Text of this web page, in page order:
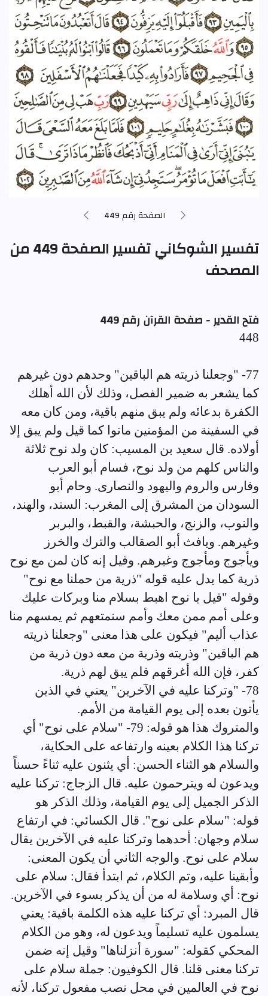
الصفحة رقم 449
تفسير الشوكاني تفسير الصفحة 449 من
المصحف
فتح القدير - صفحة القرآن رقم 449
448
77- "وجعلنا ذريته هم الباقين" وحدهم دون غيرهم
كما يشعر به ضمير الفصل، وذلك لأن الله أهلك
الكفرة بدعائه ولم يبق منهم باقية، ومن كان معه
في السفينة من المؤمنين ماتوا كما قيل ولم يبق إلا
أولاده. قال سعيد بن المسيب: كان ولد نوح ثلاثة
والناس كلهم من ولد نوح، فسام أبو العرب
وفارس والروم واليهود والنصارى. وحام أبو
السودان من المشرق إلى المغرب: السند، والهند،
والنوب، والزنج، والحبشة، والقبط، والبربر
وغيرهم. ويافث أبو الصقالب والترك والخرز
ويأجوج ومأجوج وغيرهم. وقيل إنه كان لمن مع نوح
ذرية كما يدل عليه قوله "ذرية من حملنا مع نوح"
وقوله "قيل يا نوح اهبط بسلام منا وبركات عليك
وعلى أمم ممن معك وأمم سنمتعهم ثم يمسهم منا
عذاب أليم" فيكون على هذا معنى "وجعلنا ذريته
هم الباقين" وذريته وذرية من معه دون ذرية من
كفر، فإن الله أغرقهم فلم يبق لهم ذرية.
78- "وتركنا عليه في الآخرين" يعني في الذين
يأتون بعده إلى يوم القيامة من الأمم.
والمتروك هذا هو قوله: 79- "سلام على نوح" أي
تركنا هذا الكلام بعينه وارتفاعه على الحكاية،
والسلام هو الثناء الحسن: أي يثنون عليه ثناءً حسناً
ويدعون له ويترحمون عليه. قال الزجاج: تركنا عليه
الذكر الجميل إلى يوم القيامة، وذلك الذكر هو
قوله: "سلام على نوح". قال الكسائي: في ارتفاع
سلام وجهان: أحدهما وتركنا عليه في الآخرين يقال
سلام على نوح. والوجه الثاني أن يكون المعنى:
وأبقينا عليه، وتم الكلام، ثم ابتدأ فقال: سلام على
نوح: أي وسلامة له من أن يذكر بسوء في الآخرين.
قال المبرد: أي تركنا عليه هذه الكلمة باقية: يعني
يسلمون عليه تسليماً ويدعون له، وهو من الكلام
المحكي كقوله: "سورة أنزلناها" وقيل إنه ضمن
تركنا معنى قلنا. قال الكوفيون: جملة سلام على
نوح في العالمين في محل نصب مفعول تركنا، لأنه